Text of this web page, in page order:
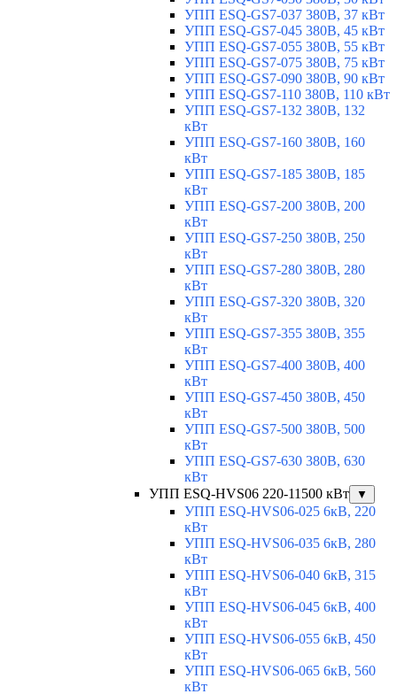
УПП ESQ-GS7-037 380В, 37 кВт
УПП ESQ-GS7-045 380В, 45 кВт
УПП ESQ-GS7-055 380В, 55 кВт
УПП ESQ-GS7-075 380В, 75 кВт
УПП ESQ-GS7-090 380В, 90 кВт
УПП ESQ-GS7-110 380В, 110 кВт
УПП ESQ-GS7-132 380В, 132
кВт
УПП ESQ-GS7-160 380В, 160
кВт
УПП ESQ-GS7-185 380В, 185
кВт
УПП ESQ-GS7-200 380В, 200
кВт
УПП ESQ-GS7-250 380В, 250
кВт
УПП ESQ-GS7-280 380В, 280
кВт
УПП ESQ-GS7-320 380В, 320
кВт
УПП ESQ-GS7-355 380В, 355
кВт
УПП ESQ-GS7-400 380В, 400
кВт
УПП ESQ-GS7-450 380В, 450
кВт
УПП ESQ-GS7-500 380В, 500
кВт
УПП ESQ-GS7-630 380В, 630
кВт
УПП ESQ-HVS06 220-11500 кВт
▼
УПП ESQ-HVS06-025 6кВ, 220
кВт
УПП ESQ-HVS06-035 6кВ, 280
кВт
УПП ESQ-HVS06-040 6кВ, 315
кВт
УПП ESQ-HVS06-045 6кВ, 400
кВт
УПП ESQ-HVS06-055 6кВ, 450
кВт
УПП ESQ-HVS06-065 6кВ, 560
кВт